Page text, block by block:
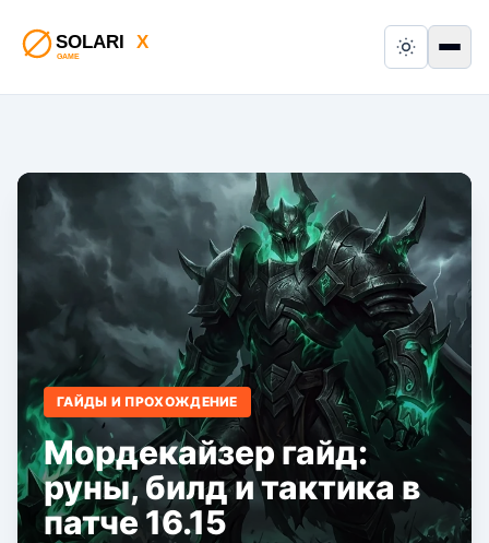
Switch to
ГАЙДЫ И ПРОХОЖДЕНИЕ
Мордекайзер гайд:
руны, билд и тактика в
патче 16.15